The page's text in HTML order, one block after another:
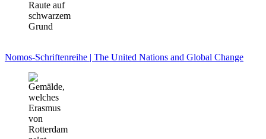
Nomos-Schriftenreihe | The United Nations and Global Change